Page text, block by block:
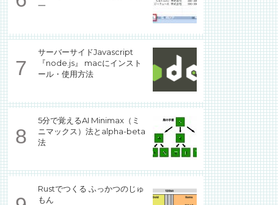
一
サーバーサイドJavascript
『node.js』 macにインスト
ール・使用方法
5分で覚えるAI Minimax（ミ
ニマックス）法とalpha-beta
法
Rustでつくる ふっかつのじゅ
もん